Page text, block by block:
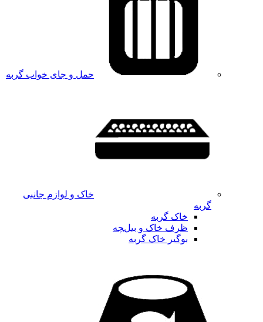
حمل و جای خواب گربه
خاک و لوازم جانبی
گربه
خاک گربه
ظرف خاک و بیلچه
بوگیر خاک گربه